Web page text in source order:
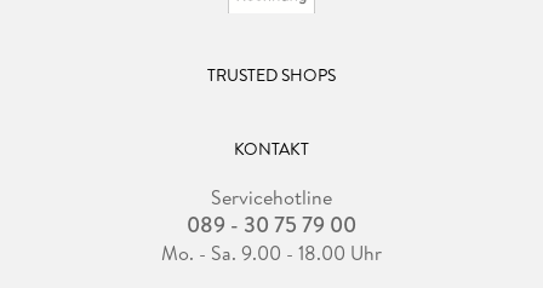
TRUSTED SHOPS
KONTAKT
Servicehotline
089 - 30 75 79 00
Mo. - Sa. 9.00 - 18.00 Uhr